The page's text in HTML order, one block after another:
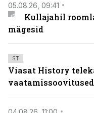
05.08.26, 09:41
Kullajahil
mägesid
ST
Viasat History
vaatamissoovitused